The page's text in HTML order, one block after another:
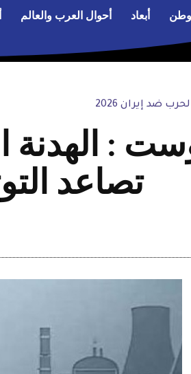
أبعاد أحوال العرب والعالم
ضد إيران 2026
: الهدنة
تصاعد